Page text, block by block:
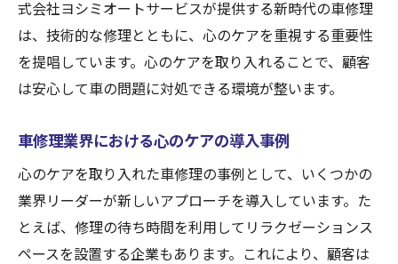
式会社ヨシミオートサービスが提供する新時代の車修理
は、技術的な修理とともに、心のケアを重視する重要性
を提唱しています。心のケアを取り入れることで、顧客
は安心して車の問題に対処できる環境が整います。
車修理業界における心のケアの導入事例
心のケアを取り入れた車修理の事例として、いくつかの
業界リーダーが新しいアプローチを導入しています。た
とえば、修理の待ち時間を利用してリラクゼーションス
ペースを設置する企業もあります。これにより、顧客は